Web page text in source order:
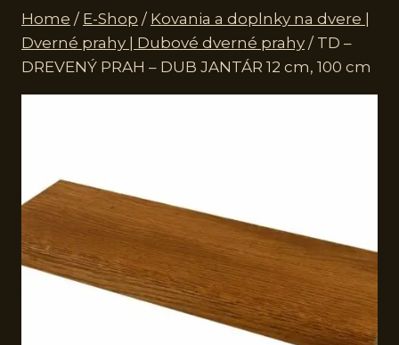
Home / E-Shop / Kovania a doplnky na dvere |
Dverné prahy | Dubové dverné prahy / TD –
DREVENÝ PRAH – DUB JANTÁR 12 cm, 100 cm